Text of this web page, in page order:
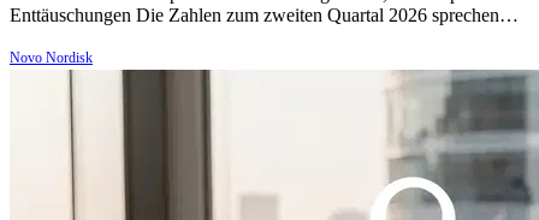
Enttäuschungen Die Zahlen zum zweiten Quartal 2026 sprechen…
Novo Nordisk